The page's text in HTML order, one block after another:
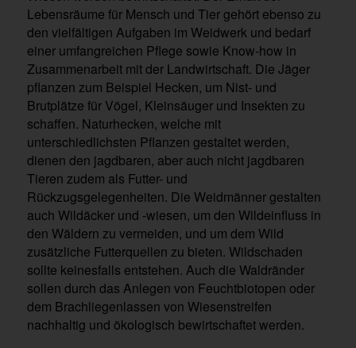
Lebensräume für Mensch und Tier gehört ebenso zu
den vielfältigen Aufgaben im Weidwerk und bedarf
einer umfangreichen Pflege sowie Know-how in
Zusammenarbeit mit der Landwirtschaft. Die Jäger
pflanzen zum Beispiel Hecken, um Nist- und
Brutplätze für Vögel, Kleinsäuger und Insekten zu
schaffen. Naturhecken, welche mit
unterschiedlichsten Pflanzen gestaltet werden,
dienen den jagdbaren, aber auch nicht jagdbaren
Tieren zudem als Futter- und
Rückzugsgelegenheiten. Die Weidmänner gestalten
auch Wildäcker und -wiesen, um den Wildeinfluss in
den Wäldern zu vermeiden, und um dem Wild
zusätzliche Futterquellen zu bieten. Wildschaden
sollte keinesfalls entstehen. Auch die Waldränder
sollen durch das Anlegen von Feuchtbiotopen oder
dem Brachliegenlassen von Wiesenstreifen
nachhaltig und ökologisch bewirtschaftet werden.